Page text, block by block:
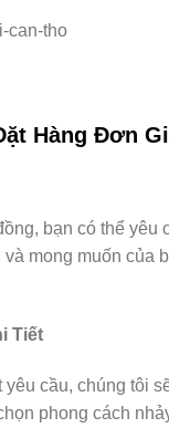
Hàng Đơn
bạn có thể yêu
và mong muốn
Tiết
yêu cầu, chúng tôi
phong cách